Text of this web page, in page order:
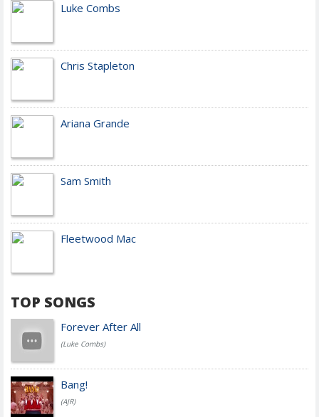
Luke Combs
Chris Stapleton
Ariana Grande
Sam Smith
Fleetwood Mac
TOP SONGS
Forever After All
(Luke Combs)
Bang!
(AJR)